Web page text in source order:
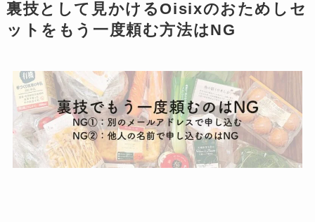
裏技として見かけるOisixのおためしセ
ットをもう一度頼む方法はNG